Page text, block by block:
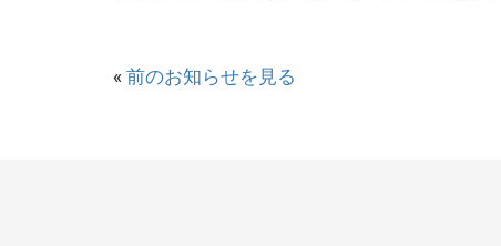
« 前のお知らせを見る